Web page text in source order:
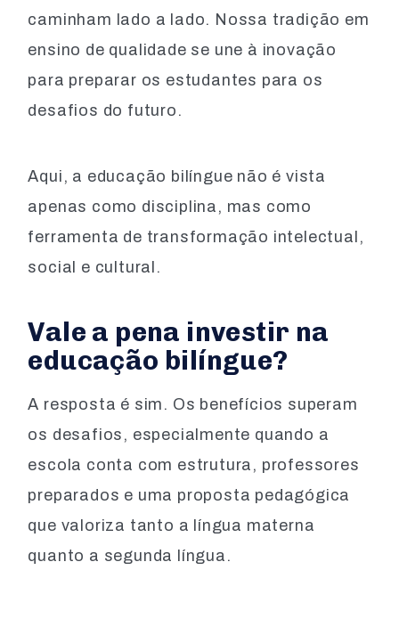
caminham lado a lado. Nossa tradição em
ensino de qualidade se une à inovação
para preparar os estudantes para os
desafios do futuro.
Aqui, a educação bilíngue não é vista
apenas como disciplina, mas como
ferramenta de transformação intelectual,
social e cultural.
Vale a pena investir na
educação bilíngue?
A resposta é sim. Os benefícios superam
os desafios, especialmente quando a
escola conta com estrutura, professores
preparados e uma proposta pedagógica
que valoriza tanto a língua materna
quanto a segunda língua.